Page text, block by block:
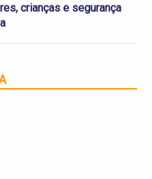
crianças e segurança